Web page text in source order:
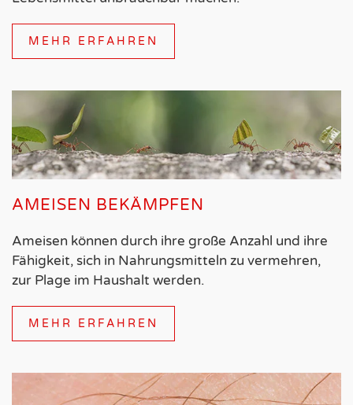
MEHR ERFAHREN
AMEISEN BEKÄMPFEN
Ameisen können durch ihre große Anzahl und ihre
Fähigkeit, sich in Nahrungsmitteln zu vermehren,
zur Plage im Haushalt werden.
MEHR ERFAHREN